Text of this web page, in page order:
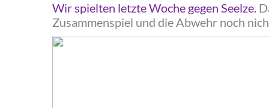
‍Wir spielten letzte Woche gegen Seelze.
Zusammenspiel und die Abwehr noch